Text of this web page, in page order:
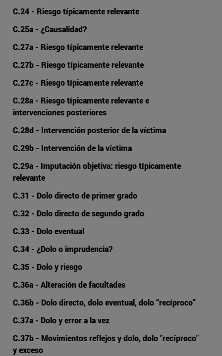
C.24 - Riesgo típicamente relevante
C.25a - ¿Causalidad?
C.27a - Riesgo típicamente relevante
C.27b - Riesgo típicamente relevante
C.27c - Riesgo típicamente relevante
C.28a - Riesgo típicamente relevante e
intervenciones posteriores
C.28d - Intervención posterior de la víctima
C.29b - Intervención de la víctima
C.29a - Imputación objetiva: riesgo típicamente
relevante
C.31 - Dolo directo de primer grado
C.32 - Dolo directo de segundo grado
C.33 - Dolo eventual
C.34 - ¿Dolo o imprudencia?
C.35 - Dolo y riesgo
C.36a - Alteración de facultades
C.36b - Dolo directo, dolo eventual, dolo “recíproco”
C.37a - Dolo y error a la vez
C.37b - Movimientos reflejos y dolo, dolo "recíproco"
y exceso